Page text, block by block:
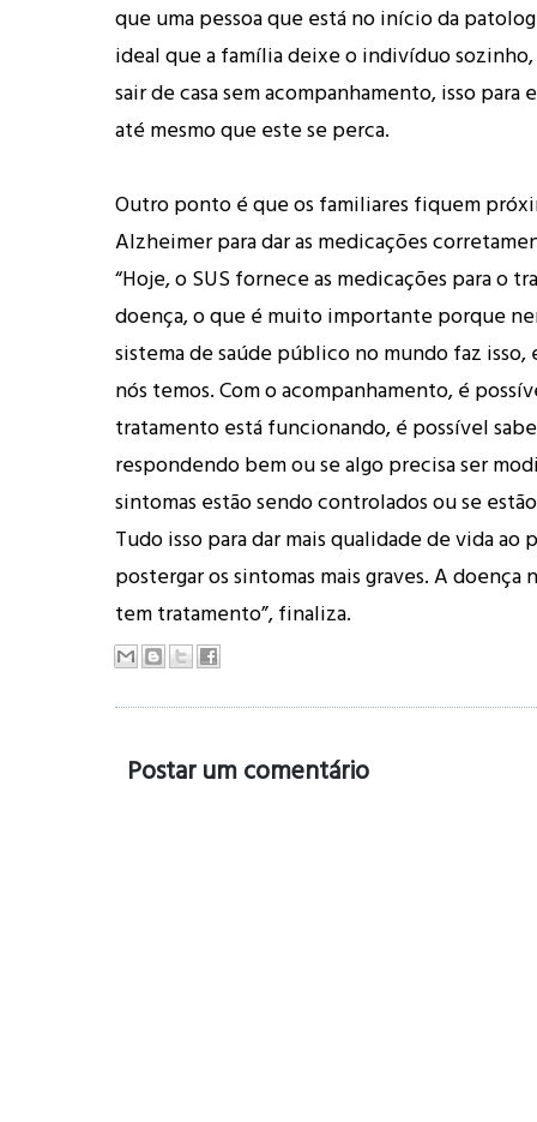
que uma pessoa que está no início da
ideal que a família deixe o indivíduo
sair de casa sem acompanhamento, isso
até mesmo que este se perca.
Outro ponto é que os familiares fiquem
Alzheimer para dar as medicações
“Hoje, o SUS fornece as medicações para o
doença, o que é muito importante porque
sistema de saúde público no mundo faz isso,
nós temos. Com o acompanhamento, é
tratamento está funcionando, é possível
respondendo bem ou se algo precisa ser
sintomas estão sendo controlados ou se
Tudo isso para dar mais qualidade de vida ao
postergar os sintomas mais graves. A doença
tem tratamento”, finaliza.
Postar um comentário